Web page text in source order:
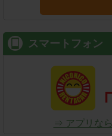
スマートフォン
⇒ アプリな